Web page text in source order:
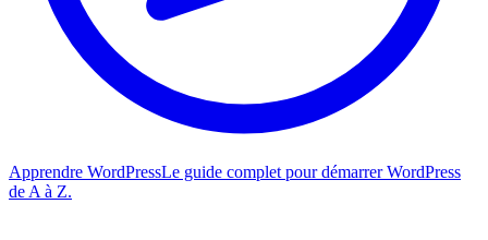
Apprendre WordPressLe guide complet pour démarrer WordPress
de A à Z.